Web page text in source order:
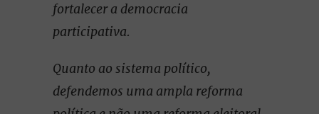
fortalecer a democracia
participativa.
Quanto ao sistema político,
defendemos uma ampla reforma